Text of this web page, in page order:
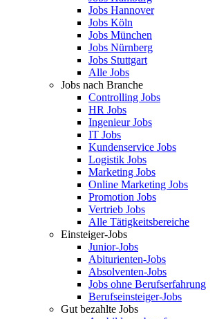
Jobs Hannover
Jobs Köln
Jobs München
Jobs Nürnberg
Jobs Stuttgart
Alle Jobs
Jobs nach Branche
Controlling Jobs
HR Jobs
Ingenieur Jobs
IT Jobs
Kundenservice Jobs
Logistik Jobs
Marketing Jobs
Online Marketing Jobs
Promotion Jobs
Vertrieb Jobs
Alle Tätigkeitsbereiche
Einsteiger-Jobs
Junior-Jobs
Abiturienten-Jobs
Absolventen-Jobs
Jobs ohne Berufserfahrung
Berufseinsteiger-Jobs
Gut bezahlte Jobs